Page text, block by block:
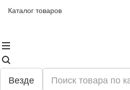
Каталог товаров
Везде